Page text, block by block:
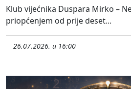
Klub vijećnika Duspara Mirko –
priopćenjem od prije deset...
26.07.2026. u 16:00